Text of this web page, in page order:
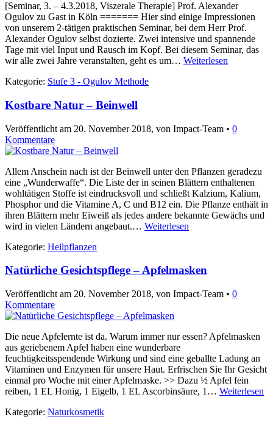
[Seminar, 3. – 4.3.2018, Viszerale Therapie] Prof. Alexander
Ogulov zu Gast in Köln ======= Hier sind einige Impressionen
von unserem 2-tätigen praktischen Seminar, bei dem Herr Prof.
Alexander Ogulov selbst dozierte. Zwei intensive und spannende
Tage mit viel Input und Rausch im Kopf. Bei diesem Seminar, das
wir alle zwei Jahre veranstalten, geht es um… Weiterlesen
Kategorie: Stufe 3 - Ogulov Methode
Kostbare Natur – Beinwell
Veröffentlicht am 20. November 2018, von Impact-Team • 0
Kommentare
Allem Anschein nach ist der Beinwell unter den Pflanzen geradezu
eine „Wunderwaffe“. Die Liste der in seinen Blättern enthaltenen
wohltätigen Stoffe ist eindrucksvoll und schließt Kalzium, Kalium,
Phosphor und die Vitamine A, C und B12 ein. Die Pflanze enthält in
ihren Blättern mehr Eiweiß als jedes andere bekannte Gewächs und
wird in vielen Ländern angebaut.… Weiterlesen
Kategorie: Heilpflanzen
Natürliche Gesichtspflege – Apfelmasken
Veröffentlicht am 20. November 2018, von Impact-Team • 0
Kommentare
Die neue Apfelernte ist da. Warum immer nur essen? Apfelmasken
aus geriebenem Apfel haben eine wunderbare
feuchtigkeitsspendende Wirkung und sind eine geballte Ladung an
Vitaminen und Enzymen für unsere Haut. Erfrischen Sie Ihr Gesicht
einmal pro Woche mit einer Apfelmaske. >> Dazu ½ Apfel fein
reiben, 1 EL Honig, 1 Eigelb, 1 EL Ascorbinsäure, 1… Weiterlesen
Kategorie: Naturkosmetik